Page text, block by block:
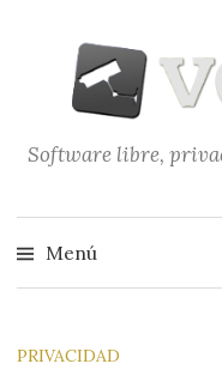
contenido
Software libre,
Menú
PRIVACIDAD